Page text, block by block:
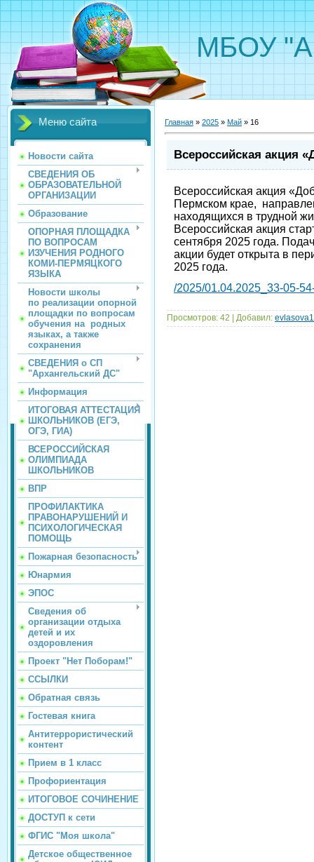
МБОУ
Меню сайта
Новости сайта
СВЕДЕНИЯ ОБ
ОБРАЗОВАТЕЛЬНОЙ
ОРГАНИЗАЦИИ
Образование
ОПОРНАЯ ПЛОЩАДКА
ПО ВОПРОСАМ
ИЗУЧЕНИЯ РОДНОГО
КОМИ-ПЕРМЯЦКОГО
ЯЗЫКА
Новости школы
по реализации опорной
площадки по вопросам
обучения на родных
языках, а также
сохранения
СВЕДЕНИЯ о СП
"Архангельский ДС"
Информация
ИТОГОВАЯ АТТЕСТАЦИЯ
ШКОЛЬНИКОВ (ЕГЭ,
ОГЭ, ГИА)
ВСЕРОССИЙСКАЯ
ОЛИМПИАДА
ШКОЛЬНИКОВ
ВПР
ПРОФИЛАКТИКА
ПРАВОНАРУШЕНИЙ И
ПСИХОЛОГИЧЕСКАЯ
ПОМОЩЬ
Пожарная безопасность
Юнармия
ЭПОС
Сведения об
организации отдыха
детей и их
оздоровления
Проект "Нет Поборам!"
ССЫЛКИ
Обратная связь
Гостевая книга
Антитеррористический
контент
Прием в 1 класс
Профориентация
ИТОГОВОЕ СОЧИНЕНИЕ
ДОСТУП к сети
ФГИС "Моя школа"
Детское общественное
Главная » 2025 » Май » 16
Всероссийская акция
Всероссийская акция
Пермском крае,
находящихся в трудной
Всероссийская акция
сентября 2025 года.
акции будет открыта в
2025 года.
/2025/01.04.2025_33-05-
Просмотров: 42 Добавил: